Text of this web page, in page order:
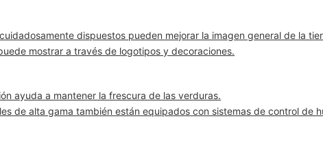
dispuestos pueden mejorar la imagen general de la
mostrar a través de logotipos y decoraciones.
ayuda a mantener la frescura de las verduras.
de alta gama también están equipados con sistemas de control de